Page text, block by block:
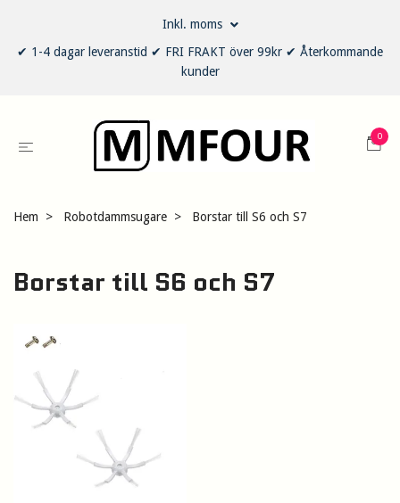
Inkl. moms
✔ 1-4 dagar leveranstid ✔ FRI FRAKT över 99kr ✔ Återkommande
kunder
0
Hem Robotdammsugare Borstar till S6 och S7
Borstar till S6 och S7